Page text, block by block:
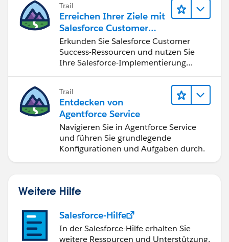
Trail
Erreichen Ihrer Ziele mit
Salesforce Customer
Success
Erkunden Sie Salesforce Customer
Success-Ressourcen und nutzen Sie
Ihre Salesforce-Implementierung
Trail
Entdecken von
Agentforce Service
Navigieren Sie in Agentforce Service
und führen Sie grundlegende
Konfigurationen und Aufgaben durch.
Weitere Hilfe
Salesforce-Hilfe
In der Salesforce-Hilfe erhalten Sie
weitere Ressourcen und Unterstützung.